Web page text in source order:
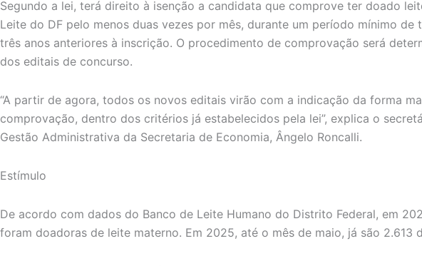
Segundo a lei, terá direito à isenção a candidata que comprove ter doado
Leite do DF pelo menos duas vezes por mês, durante um período mínimo de
três anos anteriores à inscrição. O procedimento de comprovação será
dos editais de concurso.
“A partir de agora, todos os novos editais virão com a indicação da forma
comprovação, dentro dos critérios já estabelecidos pela lei”, explica o
Gestão Administrativa da Secretaria de Economia, Ângelo Roncalli.
Estímulo
De acordo com dados do Banco de Leite Humano do Distrito Federal, em
foram doadoras de leite materno. Em 2025, até o mês de maio, já são 2.613